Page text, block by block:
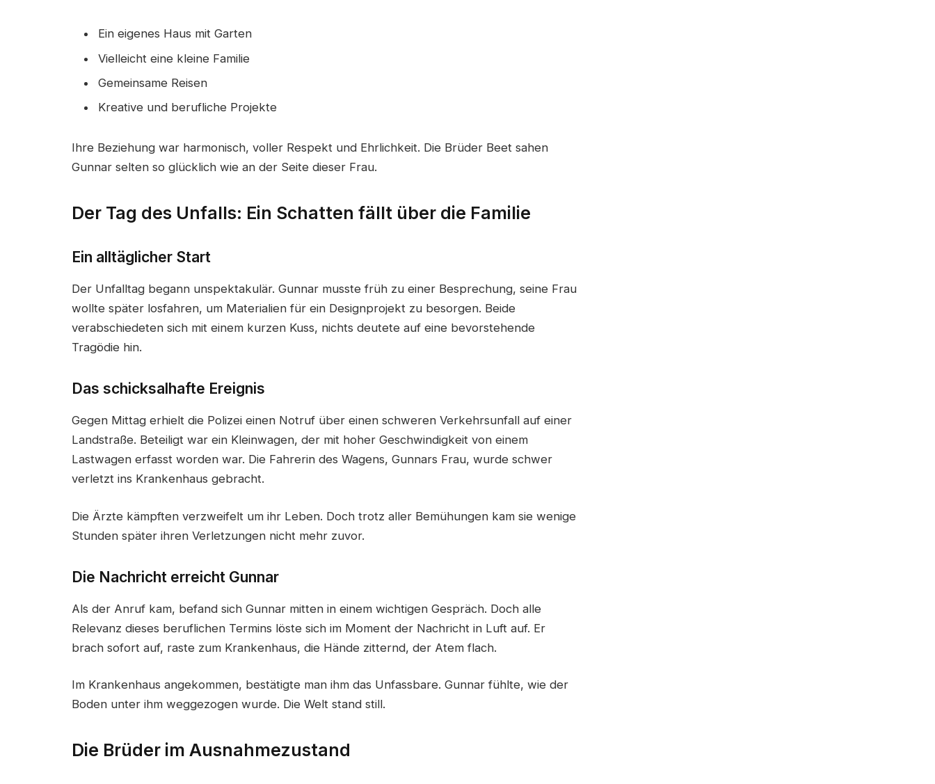
Ein eigenes Haus mit Garten
Vielleicht eine kleine Familie
Gemeinsame Reisen
Kreative und berufliche Projekte
Ihre Beziehung war harmonisch, voller Respekt und Ehrlichkeit. Die Brüder Beet sahen
Gunnar selten so glücklich wie an der Seite dieser Frau.
Der Tag des Unfalls: Ein Schatten fällt über die Familie
Ein alltäglicher Start
Der Unfalltag begann unspektakulär. Gunnar musste früh zu einer Besprechung, seine Frau
wollte später losfahren, um Materialien für ein Designprojekt zu besorgen. Beide
verabschiedeten sich mit einem kurzen Kuss, nichts deutete auf eine bevorstehende
Tragödie hin.
Das schicksalhafte Ereignis
Gegen Mittag erhielt die Polizei einen Notruf über einen schweren Verkehrsunfall auf einer
Landstraße. Beteiligt war ein Kleinwagen, der mit hoher Geschwindigkeit von einem
Lastwagen erfasst worden war. Die Fahrerin des Wagens, Gunnars Frau, wurde schwer
verletzt ins Krankenhaus gebracht.
Die Ärzte kämpften verzweifelt um ihr Leben. Doch trotz aller Bemühungen kam sie wenige
Stunden später ihren Verletzungen nicht mehr zuvor.
Die Nachricht erreicht Gunnar
Als der Anruf kam, befand sich Gunnar mitten in einem wichtigen Gespräch. Doch alle
Relevanz dieses beruflichen Termins löste sich im Moment der Nachricht in Luft auf. Er
brach sofort auf, raste zum Krankenhaus, die Hände zitternd, der Atem flach.
Im Krankenhaus angekommen, bestätigte man ihm das Unfassbare. Gunnar fühlte, wie der
Boden unter ihm weggezogen wurde. Die Welt stand still.
Die Brüder im Ausnahmezustand